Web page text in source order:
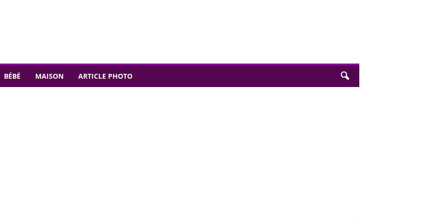
BÉBÉ MAISON ARTICLE PHOTO